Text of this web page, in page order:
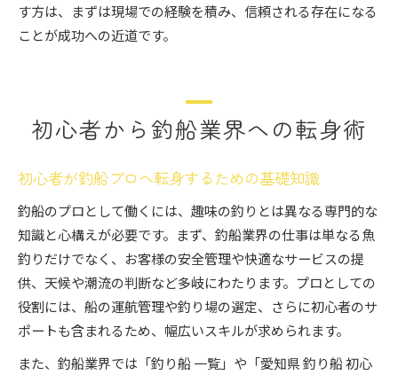
す方は、まずは現場での経験を積み、信頼される存在になる
ことが成功への近道です。
初心者から釣船業界への転身術
初心者が釣船プロへ転身するための基礎知識
釣船のプロとして働くには、趣味の釣りとは異なる専門的な
知識と心構えが必要です。まず、釣船業界の仕事は単なる魚
釣りだけでなく、お客様の安全管理や快適なサービスの提
供、天候や潮流の判断など多岐にわたります。プロとしての
役割には、船の運航管理や釣り場の選定、さらに初心者のサ
ポートも含まれるため、幅広いスキルが求められます。
また、釣船業界では「釣り船 一覧」や「愛知県 釣り船 初心